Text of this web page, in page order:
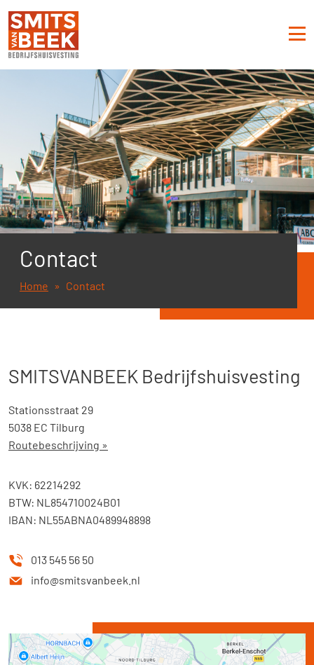
Contact
Home Contact
SMITSVANBEEK Bedrijfshuisvesting
Stationsstraat 29
5038 EC Tilburg
Routebeschrijving »
KVK: 62214292
BTW: NL854710024B01
IBAN: NL55ABNA0489948898
013 545 56 50
info@smitsvanbeek.nl